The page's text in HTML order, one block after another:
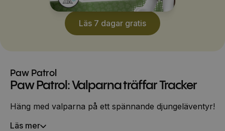
Läs 7 dagar gratis
Paw Patrol
Paw Patrol: Valparna träffar Tracker
Häng med valparna på ett spännande djungeläventyr!
Läs mer